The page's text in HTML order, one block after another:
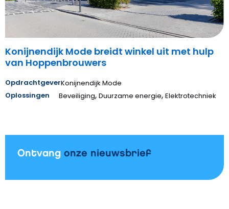
Hoppenbrouwers
Konijnendijk Mode breidt winkel uit met hulp
van Hoppenbrouwers
OpdrachtgeverKonijnendijk Mode
Oplossingen
Beveiliging, Duurzame energie, Elektrotechniek
Ontvang onze nieuwsbrief